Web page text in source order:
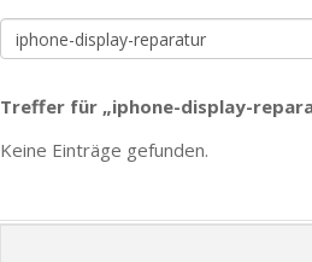
Treffer für „iphone-display-
Keine Einträge gefunden.